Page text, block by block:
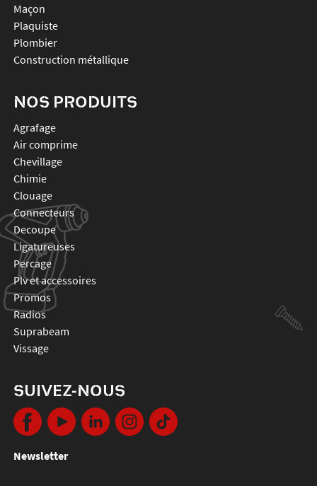
Maçon
Plaquiste
Plombier
Construction métallique
NOS PRODUITS
agrafage
air comprime
chevillage
chimie
clouage
connecteurs
decoupe
ligatureuses
percage
plv et accessoires
promos
radios
suprabeam
vissage
SUIVEZ-NOUS
Newsletter